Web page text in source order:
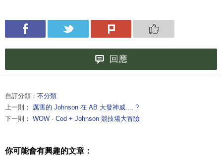
回應
自訂分類： 不分類
上一則： 厲害的 Johnson 在 AB 大發神威.... ?
下一則： WOW - Cod + Johnson 競技場大冒險
你可能會有興趣的文章：